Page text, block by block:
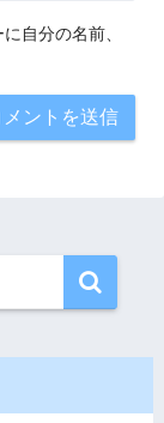
自分の名前、